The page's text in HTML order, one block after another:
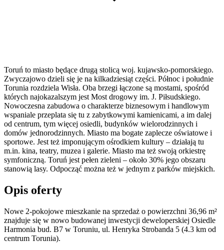
Toruń to miasto będące drugą stolicą woj. kujawsko-pomorskiego.
Zwyczajowo dzieli się je na kilkadziesiąt części. Północ i południe
Torunia rozdziela Wisła. Oba brzegi łączone są mostami, spośród
których najokazalszym jest Most drogowy im. J. Piłsudskiego.
Nowoczesna zabudowa o charakterze biznesowym i handlowym
wspaniale przeplata się tu z zabytkowymi kamienicami, a im dalej
od centrum, tym więcej osiedli, budynków wielorodzinnych i
domów jednorodzinnych. Miasto ma bogate zaplecze oświatowe i
sportowe. Jest też imponującym ośrodkiem kultury – działają tu
m.in. kina, teatry, muzea i galerie. Miasto ma też swoją orkiestrę
symfoniczną. Toruń jest pełen zieleni – około 30% jego obszaru
stanowią lasy. Odpocząć można też w jednym z parków miejskich.
Opis oferty
Nowe 2-pokojowe mieszkanie na sprzedaż o powierzchni 36,96 m²
znajduje się w nowo budowanej inwestycji deweloperskiej Osiedle
Harmonia bud. B7 w Toruniu, ul. Henryka Strobanda 5 (4.3 km od
centrum Torunia).